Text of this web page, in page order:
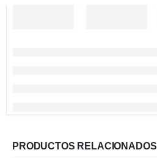
PRODUCTOS RELACIONADOS